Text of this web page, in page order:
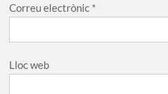
Correu electrònic *
Lloc web